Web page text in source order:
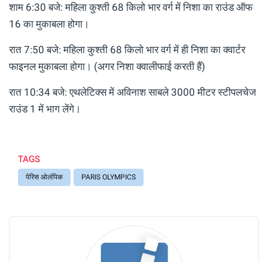
शाम 6:30 बजे: महिला कुश्ती 68 किलो भार वर्ग में निशा का राउंड ऑफ
16 का मुकाबला होगा।
रात 7:50 बजे: महिला कुश्ती 68 किलो भार वर्ग में ही निशा का क्वार्टर
फाइनल मुकाबला होगा। (अगर निशा क्वालीफाई करती हैं)
रात 10:34 बजे: एथलेटिक्स में अविनाश साबले 3000 मीटर स्टीपलचेज
राउंड 1 में भाग लेंगे।
TAGS
पेरिस ओलंपिक PARIS OLYMPICS